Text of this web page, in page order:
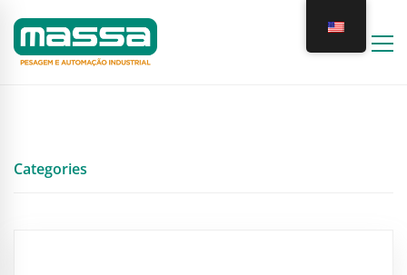
Categories